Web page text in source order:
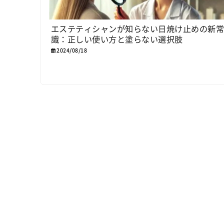
エステティシャンが知らない日焼け止めの新常
識：正しい使い方と塗らない選択肢
2024/08/18